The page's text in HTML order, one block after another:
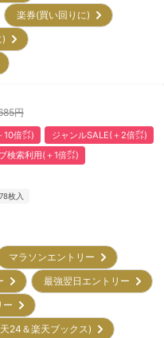
楽券(買い回りに)
)
円
10倍㌽)
ジャンルSALE(＋2倍㌽)
検索利用(＋1倍㌽)
78枚入
マラソンエントリー
最強翌日エントリー
ー
天24＆楽天ブックス)